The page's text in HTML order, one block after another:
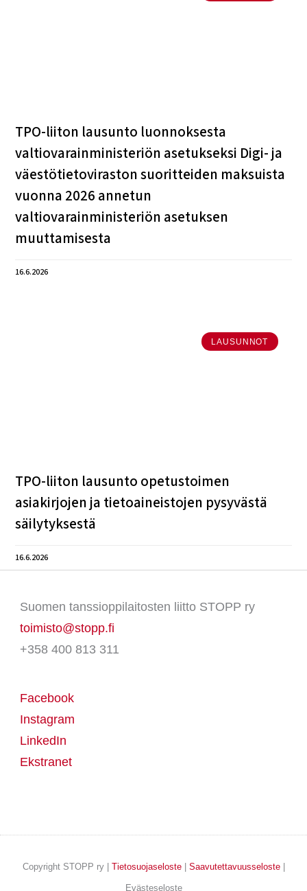
TPO-liiton lausunto luonnoksesta
valtiovarainministeriön asetukseksi Digi- ja
väestötietoviraston suoritteiden maksuista
vuonna 2026 annetun
valtiovarainministeriön asetuksen
muuttamisesta
16.6.2026
LAUSUNNOT
TPO-liiton lausunto opetustoimen
asiakirjojen ja tietoaineistojen pysyvästä
säilytyksestä
16.6.2026
Suomen tanssioppilaitosten liitto STOPP ry
toimisto@stopp.fi
+358 400 813 311
Facebook
Instagram
LinkedIn
Ekstranet
Copyright STOPP ry | Tietosuojaseloste| Saavutettavuusseloste|
Evästeseloste